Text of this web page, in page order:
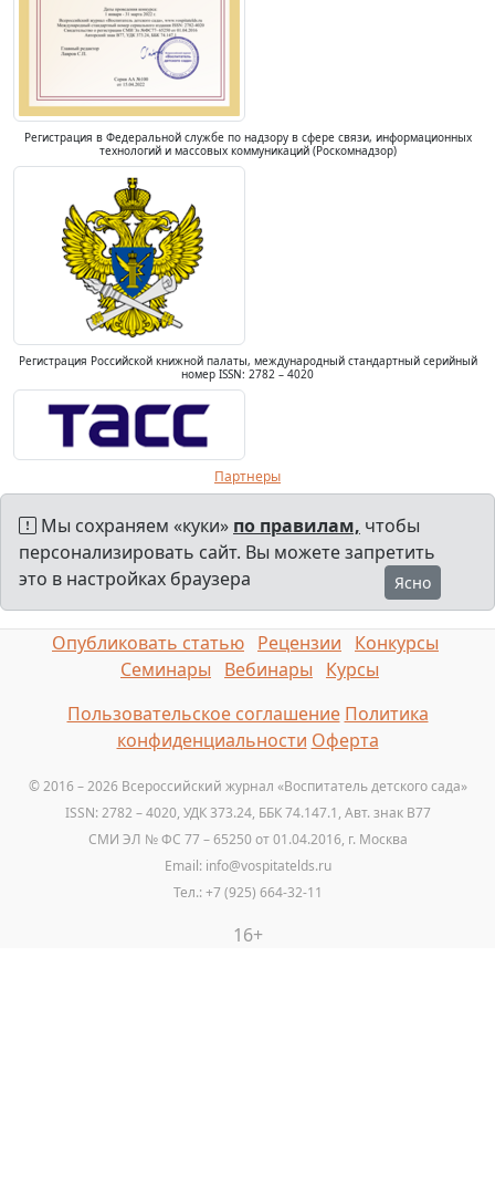
Регистрация в Федеральной службе по надзору в сфере связи, информационных
технологий и массовых коммуникаций (Роскомнадзор)
Регистрация Российской книжной палаты, международный стандартный серийный
номер ISSN: 2782 – 4020
Партнеры
Мы сохраняем «куки» по правилам, чтобы
персонализировать сайт. Вы можете запретить
это в настройках браузера
Ясно
Опубликовать статью Рецензии
Конкурсы
Семинары
Вебинары
Курсы
Пользовательское соглашение Политика
конфиденциальности Оферта
© 2016 – 2026 Всероссийский журнал «Воспитатель детского сада»
ISSN: 2782 – 4020, УДК 373.24, ББК 74.147.1, Авт. знак B77
СМИ ЭЛ № ФС 77 – 65250 от 01.04.2016, г. Москва
Email: info@vospitatelds.ru
Тел.: +7 (925) 664-32-11
16+